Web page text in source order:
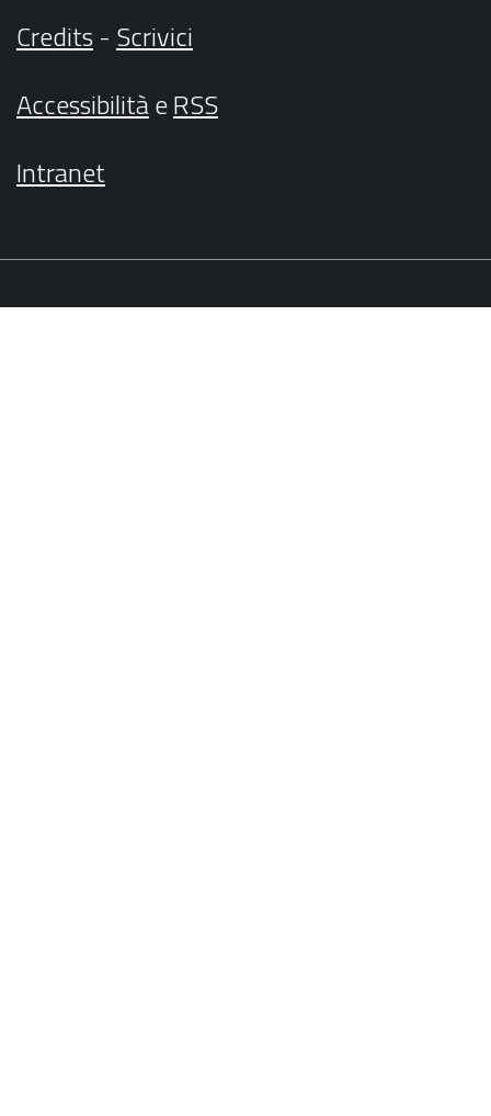
Credits- Scrivici
AccessibilitàeRSS
Intranet